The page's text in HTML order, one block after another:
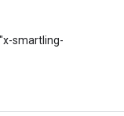
smartling-